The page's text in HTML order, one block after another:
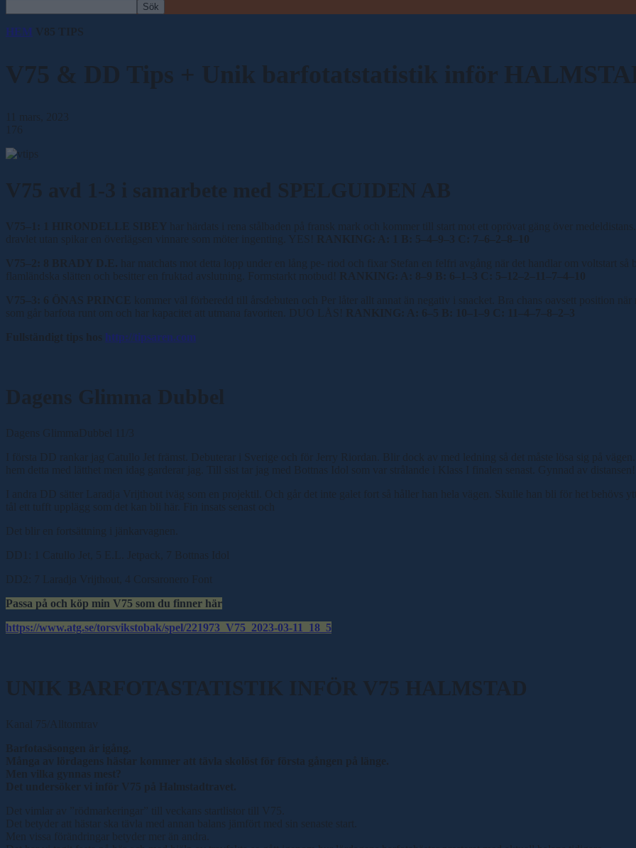
HEM V85 TIPS
V75 & DD Tips + Unik barfotatstatistik inför
11 mars, 2023
176
V75 avd 1-3 i samarbete med SPELGUIDEN AB
V75– 1: 1 HIRONDELLE SIBEY har härdats i rena stålbaden på fransk
mark och kommer till start mot ett oprövat gäng över
dravlet utan spikar en överlägsen vinnare som möter ingenting. YES! RANKING: A: 1 B: 5–4–9–3 C: 7–6–2–8– 10
V75–2: 8 BRADY D.E.
har matchats mot detta lopp under en lång pe- riod och fixar Stefan en felfri avgång när det handlar om voltstart så
flamländska slätten och besitter en fruktad avslutning. Formstarkt motbud! RANKING: A: 8–9 B: 6– 1–3 C: 5– 12–2– 11–7–4– 10
V75–3: 6 ÖNAS PRINCE
kommer väl förberedd till årsdebuten och Per låter allt annat än negativ i snacket. Bra chans oavsett position
som går barfota runt om och har kapacitet att utmana favoriten. DUO LÅS! RANKING: A: 6–5 B: 10– 1–9 C: 11–4–7–8–2–3
Fullständigt tips hos http://tipsaren.com
Dagens Glimma Dubbel
Dagens GlimmaDubbel 11/3
I första DD rankar jag Catullo Jet främst. Debuterar i Sverige och för Jerry Riordan. Blir dock av med ledning så det måste lösa sig på
hem detta med lätthet men idag garderar jag. Till sist tar jag med Bottnas Idol som var strålande i Klass I finalen senast. Gynnad av distansen!
I andra DD sätter Laradja Vrijthout iväg som en projektil. Och går det inte galet fort så håller han hela vägen. Skulle han bli för het behövs
tål ett tufft upplägg som det kan bli här. Fin insats senast och
Det blir en fortsättning i jänkarvagnen.
DD1: 1 Catullo Jet, 5 E.L. Jetpack, 7 Bottnas Idol
DD2: 7 Laradja Vrijthout, 4 Corsaronero Font
Passa på och köp min V75 som du finner här
https://www.atg.se/torsvikstobak/spel/221973_V75_2023-03-11_18_5
UNIK BARFOTASTATISTIK INFÖR V75 HALMSTAD
Kanal 75/Alltomtrav
Barfotasäsongen är igång.
Många av lördagens hästar kommer att tävla skolöst för första gången på länge.
Men vilka gynnas mest?
Det undersöker vi inför V75 på Halmstadtravet.
Det vimlar av ”rödmarkeringar” till veckans startlistor till V75.
Det betyder att hästar ska tävla med annan balans jämfört med sin senaste start.
Men vissa förändringar betyder mer än andra.